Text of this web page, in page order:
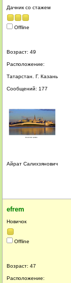
Дачник со стажем
Offline
Возраст: 49
Расположение:
Татарстан. Г. Казань
Сообщений: 177
Айрат Салихзянович
efrem
Новичок
Offline
Возраст: 47
Расположение: